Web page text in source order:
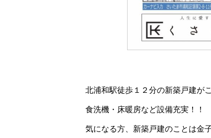
北浦和駅徒歩１２分の新築戸建が
食洗機・床暖房など設備充実 ！！
気になる方、新築戸建のことは金